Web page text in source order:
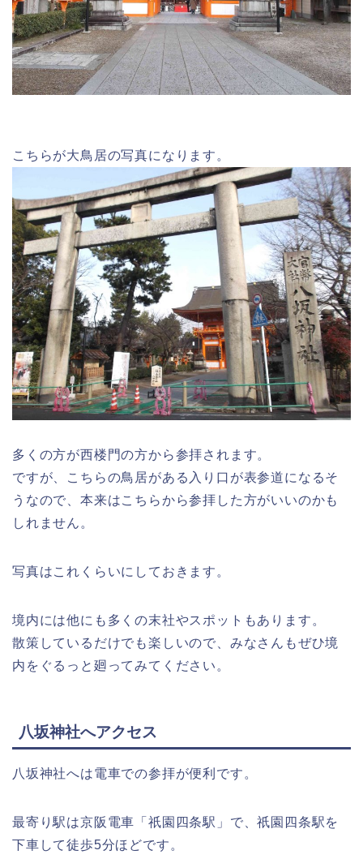
こちらが大鳥居の写真になります。
多くの方が西楼門の方から参拝されます。
ですが、こちらの鳥居がある入り口が表参道になるそ
うなので、本来はこちらから参拝した方がいいのかも
しれません。
写真はこれくらいにしておきます。
境内には他にも多くの末社やスポットもあります。
散策しているだけでも楽しいので、みなさんもぜひ境
内をぐるっと廻ってみてください。
八坂神社へアクセス
八坂神社へは電車での参拝が便利です。
最寄り駅は京阪電車「祇園四条駅」で、祇園四条駅を
下車して徒歩5分ほどです。